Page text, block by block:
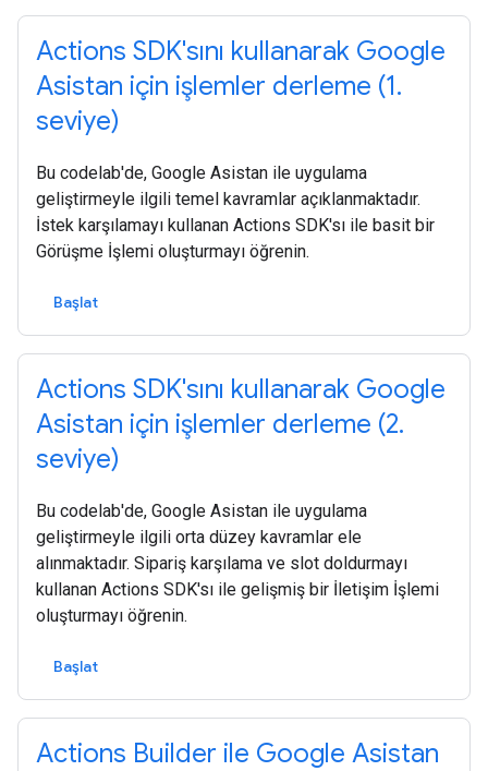
Actions SDK'sını kullanarak Google
Asistan için işlemler derleme (1.
seviye)
Bu codelab'de, Google Asistan ile uygulama
geliştirmeyle ilgili temel kavramlar açıklanmaktadır.
İstek karşılamayı kullanan Actions SDK'sı ile basit bir
Görüşme İşlemi oluşturmayı öğrenin.
Başlat
Actions SDK'sını kullanarak Google
Asistan için işlemler derleme (2.
seviye)
Bu codelab'de, Google Asistan ile uygulama
geliştirmeyle ilgili orta düzey kavramlar ele
alınmaktadır. Sipariş karşılama ve slot doldurmayı
kullanan Actions SDK'sı ile gelişmiş bir İletişim İşlemi
oluşturmayı öğrenin.
Başlat
Actions Builder ile Google Asistan